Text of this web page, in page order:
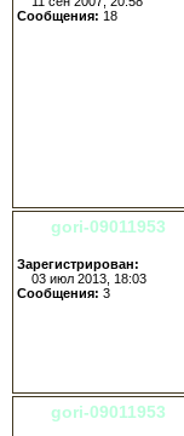
Сообщения: 18
gori-09011953
Зарегистрирован:
03 июл 2013, 18:03
Сообщения: 3
gori-09011953